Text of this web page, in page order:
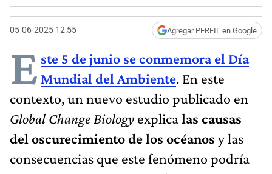
05-06-2025 12:55 Agregar PERFIL en Google
E ste 5 de junio se conmemora el Día
Mundial del Ambiente. En este
contexto, un nuevo estudio publicado en
Global Change Biology explicalas causas
del oscurecimiento de los océanos y las
consecuencias que este fenómeno podría